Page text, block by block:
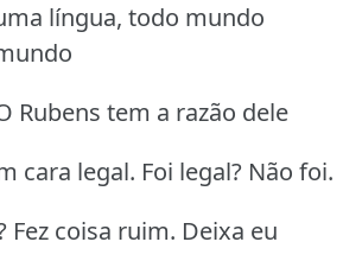
língua, todo mundo
Rubens tem a razão dele
cara legal. Foi legal? Não foi.
Fez coisa ruim. Deixa eu